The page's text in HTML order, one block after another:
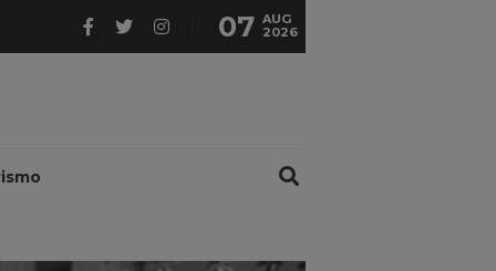
07 AUG
2026